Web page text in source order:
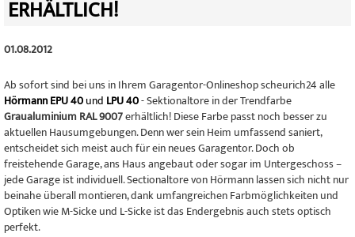
ERHÄLTLICH!
01.08.2012
Ab sofort sind bei uns in Ihrem Garagentor-Onlineshop scheurich24 alle
Hörmann EPU 40und LPU 40- Sektionaltore in der Trendfarbe
Graualuminium RAL 9007erhältlich! Diese Farbe passt noch besser zu
aktuellen Hausumgebungen. Denn wer sein Heim umfassend saniert,
entscheidet sich meist auch für ein neues Garagentor. Doch ob
freistehende Garage, ans Haus angebaut oder sogar im Untergeschoss –
jede Garage ist individuell. Sectionaltore von Hörmann lassen sich nicht nur
beinahe überall montieren, dank umfangreichen Farbmöglichkeiten und
Optiken wie M-Sicke und L-Sicke ist das Endergebnis auch stets optisch
perfekt.